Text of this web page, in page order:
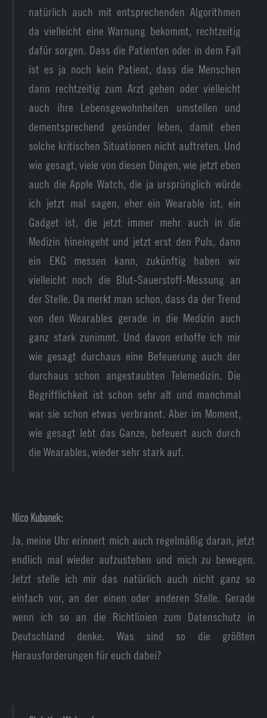
natürlich auch mit entsprechenden Algorithmen
da vielleicht eine Warnung bekommt, rechtzeitig
dafür sorgen. Dass die Patienten oder in dem Fall
ist es ja noch kein Patient, dass die Menschen
dann rechtzeitig zum Arzt gehen oder vielleicht
auch ihre Lebensgewohnheiten umstellen und
dementsprechend gesünder leben, damit eben
solche kritischen Situationen nicht auftreten. Und
wie gesagt, viele von diesen Dingen, wie jetzt eben
auch die Apple Watch, die ja ursprünglich würde
ich jetzt mal sagen, eher ein Wearable ist, ein
Gadget ist, die jetzt immer mehr auch in die
Medizin hineingeht und jetzt erst den Puls, dann
ein EKG messen kann, zukünftig haben wir
vielleicht noch die Blut-Sauerstoff-Messung an
der Stelle. Da merkt man schon, dass da der Trend
von den Wearables gerade in die Medizin auch
ganz stark zunimmt. Und davon erhoffe ich mir
wie gesagt durchaus eine Befeuerung auch der
durchaus schon angestaubten Telemedizin. Die
Begrifflichkeit ist schon sehr alt und manchmal
war sie schon etwas verbrannt. Aber im Moment,
wie gesagt lebt das Ganze, befeuert auch durch
die Wearables, wieder sehr stark auf.
Nico Kubanek:
Ja, meine Uhr erinnert mich auch regelmäßig daran, jetzt
endlich mal wieder aufzustehen und mich zu bewegen.
Jetzt stelle ich mir das natürlich auch nicht ganz so
einfach vor, an der einen oder anderen Stelle. Gerade
wenn ich so an die Richtlinien zum Datenschutz in
Deutschland denke. Was sind so die größten
Herausforderungen für euch dabei?